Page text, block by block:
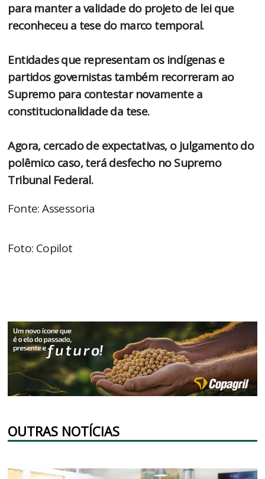
para manter a validade do projeto de lei que
reconheceu a tese do marco temporal.
Entidades que representam os indígenas e
partidos governistas também recorreram ao
Supremo para contestar novamente a
constitucionalidade da tese.
Agora, cercado de expectativas, o julgamento do
polêmico caso, terá desfecho no Supremo
Tribunal Federal.
Fonte: Assessoria
Foto: Copilot
OUTRAS NOTÍCIAS